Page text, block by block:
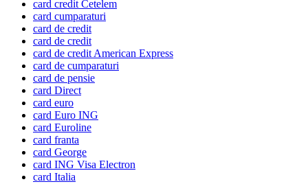
card credit Cetelem
card cumparaturi
card de credit
card de credit
card de credit American Express
card de cumparaturi
card de pensie
card Direct
card euro
card Euro ING
card Euroline
card franta
card George
card ING Visa Electron
card Italia